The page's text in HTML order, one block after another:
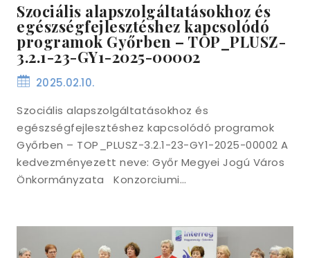
Szociális alapszolgáltatásokhoz és
egészségfejlesztéshez kapcsolódó
programok Győrben – TOP_PLUSZ-
3.2.1-23-GY1-2025-00002
2025.02.10.
Szociális alapszolgáltatásokhoz és
egészségfejlesztéshez kapcsolódó programok
Győrben – TOP_PLUSZ-3.2.1-23-GY1-2025-00002 A
kedvezményezett neve: Győr Megyei Jogú Város
Önkormányzata Konzorciumi…